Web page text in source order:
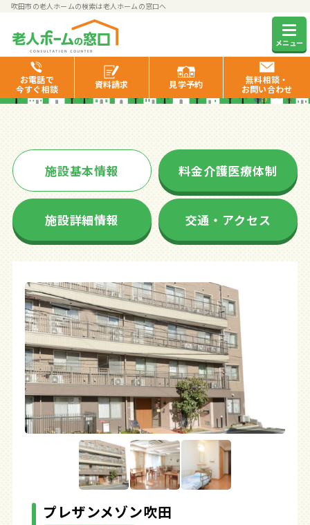
吹田市の老人ホームの検索は老人ホームの窓口へ
メニュー
お電話で
今すぐ相談
資料請求 見学予約
無料相談・
お問い合わせ
プレザンメゾン吹田
施設基本情報 料金介護医療体制
施設詳細情報 交通・アクセス
プレザンメゾン吹田